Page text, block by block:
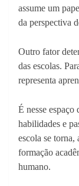
assume um
da perspectiva
Outro fator
das escolas.
representa
É nesse
habilidades e
escola se torna,
formação
humano.